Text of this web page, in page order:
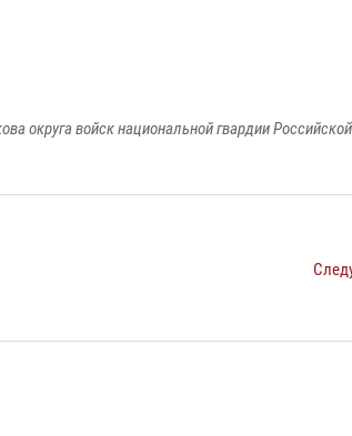
округа войск национальной гвардии